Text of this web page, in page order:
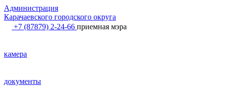
Администрация
Карачаевского городского округа
+7 (87879) 2-24-66 приемная мэра
камера
документы